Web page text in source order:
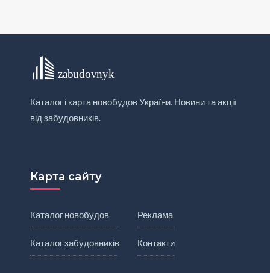
Каталог і карта новобудов України. Новини та акції
від забудовників.
Карта сайту
Каталог новобудов
Каталог забудовників
Реклама
Контакти